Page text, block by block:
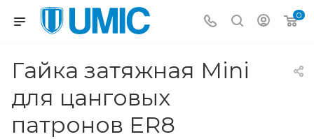
0
Гайка затяжная Mini
для цанговых
патронов ER8